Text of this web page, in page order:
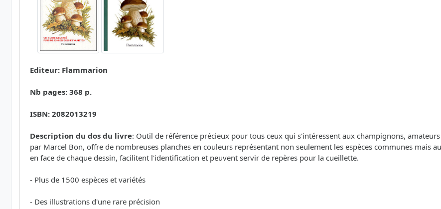
Editeur: Flammarion
Nb pages: 368 p.
ISBN: 2082013219
Description du dos du livre: Outil de référence précieux pour tous ceux qui s'intéressent aux champignons,
par Marcel Bon, offre de nombreuses planches en couleurs représentant non seulement les espèces communes mais
en face de chaque dessin, facilitent l'identification et peuvent servir de repères pour la cueillette.
- Plus de 1500 espèces et variétés
- Des illustrations d'une rare précision